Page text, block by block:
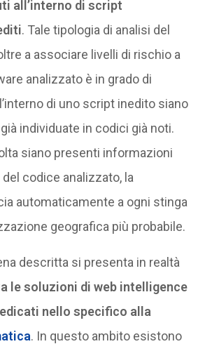
all’interno di script
. Tale tipologia di analisi del
a associare livelli di rischio a
analizzato è in grado di
di uno script inedito siano
individuate in codici già noti.
siano presenti informazioni
codice analizzato, la
automaticamente a ogni stinga
geografica più probabile.
descritta si presenta in realtà
le soluzioni di web intelligence
nello specifico alla
. In questo ambito esistono